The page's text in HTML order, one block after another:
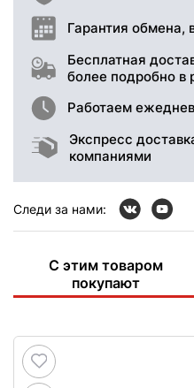
Гарантия обмена,
Бесплатная
более подробно в
Работаем
Экспресс
компаниями
Следи за нами:
С этим товаром
покупают